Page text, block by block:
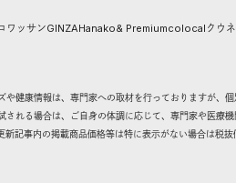
ワッサンGINZAHanako& Premiumcolocal クウ
健康情報は、専門家への取材を行っておりますが、
れる場合は、ご自身の体調に応じて、専門家や医療機
新記事内の掲載商品価格等は特に表示がない場合は税